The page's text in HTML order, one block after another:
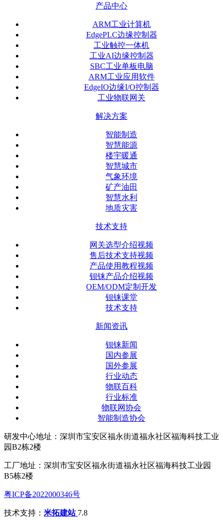
产品中心
ARM工业计算机
EdgePLC边缘控制器
工业触控一体机
工业AI边缘控制器
SBC工业单板电脑
ARM工业应用软件
EdgeIO边缘I/O控制器
工业物联网关
解决方案
智能制造
智慧能源
楼宇暖通
智慧城市
气象环境
矿产油田
智慧水利
地质灾害
技术支持
网关选型介绍视频
售后技术支持视频
产品使用教程视频
钡铼产品介绍视频
OEM/ODM定制开发
钡铼课堂
技术支持
新闻资讯
钡铼新闻
国内参展
国外参展
行业动态
物联百科
行业标准
物联网协会
智能制造协会
研发中心地址：深圳市宝安区福永街道福永社区福海科技工业
园B2栋2楼
工厂地址：深圳市宝安区福永街道福永社区福海科技工业园
B5栋2楼
粤ICP备2022000346号
技术支持： 米拓建站 7.8